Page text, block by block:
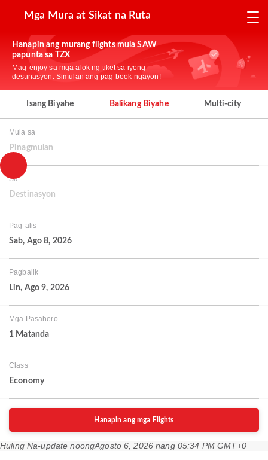
Mga Mura at Sikat na Ruta
Hanapin ang murang flights mula SAW
papunta sa TZX
Mag-enjoy sa mga alok ng tiket sa iyong
destinasyon. Simulan ang pag-book ngayon!
Isang Biyahe Balikang Biyahe Multi-city
Mula sa
Pinagmulan
Sa
Destinasyon
Pag-alis
Sab, Ago 8, 2026
Pagbalik
Lin, Ago 9, 2026
Mga Pasahero
1 Matanda
Class
Economy
Hanapin ang mga Flights
Huling Na-update noongAgosto 6, 2026 nang 05:34 PM GMT+0